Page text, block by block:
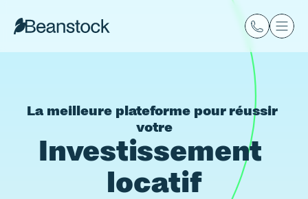
La meilleure plateforme pour réussir
votre
Investissement
locatif